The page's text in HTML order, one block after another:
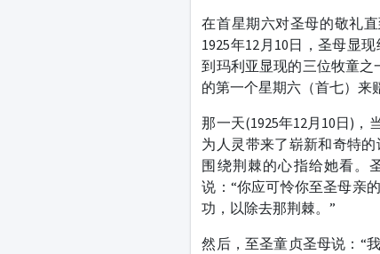
在首星期六对圣母的敬礼
1925年12月10日，圣母显
到玛利亚显现的三位牧童
的第一个星期六（首七）来
那一天(1925年12月10日)
为人灵带来了崭新和奇特
围绕荆棘的心指给她看。
说：“你应可怜你至圣母亲
功，以除去那荆棘。”
然后，至圣童贞圣母说：“